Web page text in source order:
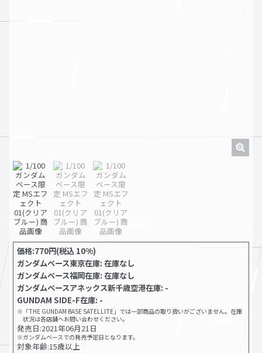
価格:770円(税込 10%)
ガンダムベース東京在庫: 在庫なし
ガンダムベース福岡在庫: 在庫なし
ガンダムベースアネックス新千歳空港在庫: -
GUNDAM SIDE-F在庫: -
※「THE GUNDAM BASE SATELLITE」では一部商品の取り扱いがございません。在庫
状況は各店舗へお問い合わせください。
発売日:2021年06月21日
※ガンダムベースでの発売予定日となります。
対象年齢:15歳以上